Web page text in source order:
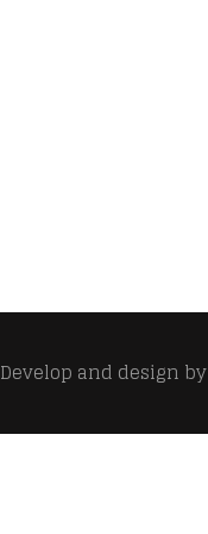
Develop and design by